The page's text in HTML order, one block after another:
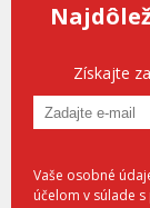
Získajte
Vaše osobné
účelom v súlade